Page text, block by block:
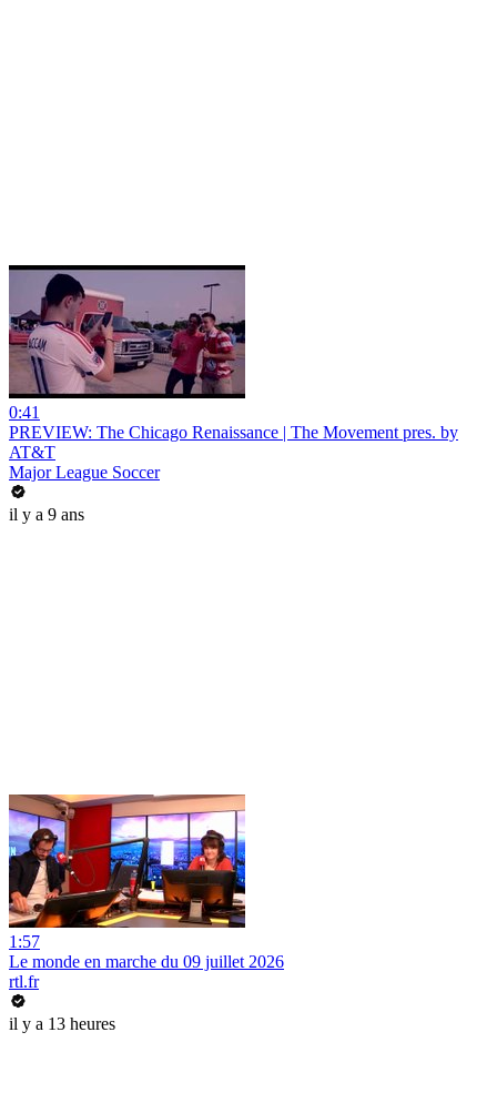
0:41
PREVIEW: The Chicago Renaissance | The Movement pres. by
AT&T
Major League Soccer
il y a 9 ans
1:57
Le monde en marche du 09 juillet 2026
rtl.fr
il y a 13 heures